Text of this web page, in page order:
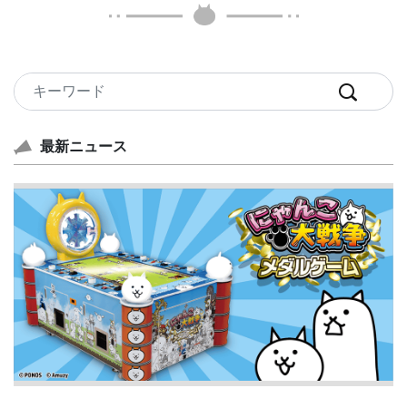
最新ニュース